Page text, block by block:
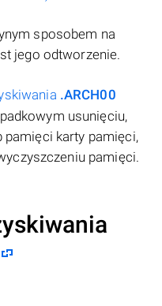
sposobem na
jego odtworzenie.
.ARCH00
usunięciu,
karty pamięci,
pamięci.